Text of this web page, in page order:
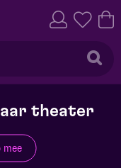
theater
mee